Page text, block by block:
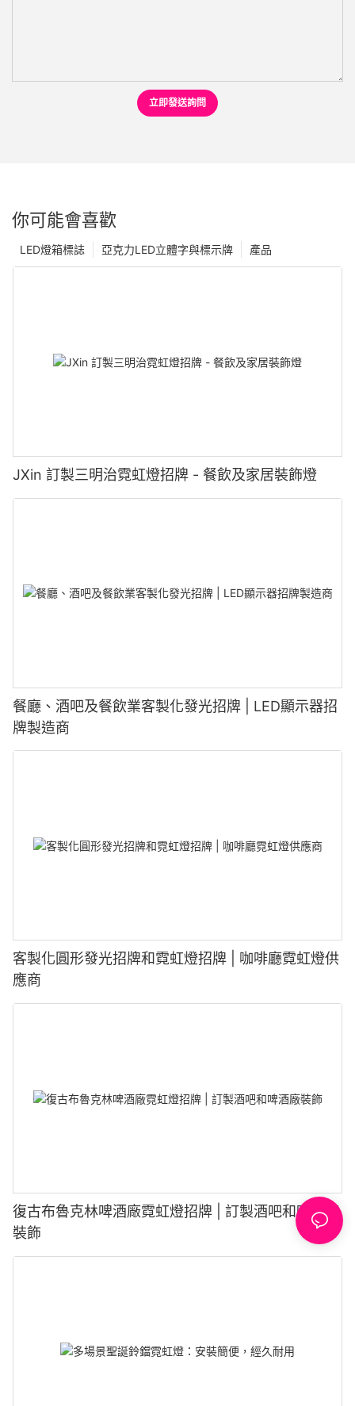
立即發送詢問
你可能會喜歡
產品
亞克力LED立體字與標示牌
LED燈箱標誌
JXin 訂製三明治霓虹燈招牌 - 餐飲及家居裝飾燈
餐廳、酒吧及餐飲業客製化發光招牌 | LED顯示器招
牌製造商
客製化圓形發光招牌和霓虹燈招牌 | 咖啡廳霓虹燈供
應商
復古布魯克林啤酒廠霓虹燈招牌 | 訂製酒吧和啤酒廠
裝飾